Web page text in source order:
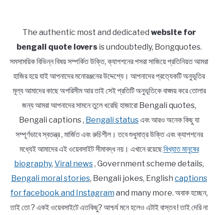
The authentic most and dedicated website for
bengali quote loversis undoubtedly, Bongquotes.
সমসাময়িক বিভিন্ন বিষয় সম্পর্কিত উক্তি, ক্যাপশনের পসরা সাজিয়ে প্রতিনিয়ত আমরা
হাজির হয়ে যাই আপনাদের মনোরঞ্জনের উদ্দেশ্যে। আপনাদের প্রত্যেকটি অনুভূতির
মূল্য আমাদের কাছে অপরিসীম আর তাই সেই প্রতিটি অনুভূতিকে বাঙ্ময় করে তোলার
জন্য আমরা আপনাদের সামনে তুলে ধরেছি হাজারো Bengali quotes,
Bengali captions , Bengali statusএবং আরও অনেক কিছু যা
সম্পূর্ণভাবে স্বতন্ত্র , মার্জিত এবং রুচিশীল। তবে শুধুমাত্র উক্তি এবং ক্যাপশনের
মধ্যেই আমাদের এই ওয়েবসাইট সীমাবদ্ধ নয়। এখানে রয়েছেবিখ্যাত মানুষের
biography, Viral news, Government scheme details,
Bengali moral stories, Bengali jokes, English captions
for facebook and Instagram and many more. অবাক হচ্ছেন,
তাই তো ? একই ওয়েবসাইটে এতকিছু? আশ্চর্য মনে হলেও এটাই বাস্তব ! তাই দেরি না